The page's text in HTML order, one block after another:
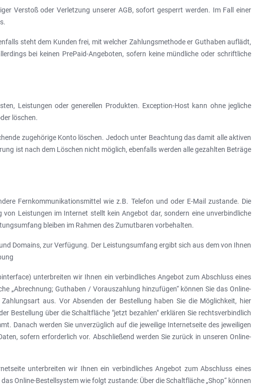
Verstoß oder Verletzung unserer AGB, sofort gesperrt werden. Im Fall einer
steht dem Kunden frei, mit welcher Zahlungsmethode er Guthaben auflädt,
bei keinen PrePaid-Angeboten, sofern keine mündliche oder schriftliche
Leistungen oder generellen Produkten. Exception-Host kann ohne jegliche
löschen.
zugehörige Konto löschen. Jedoch unter Beachtung das damit alle aktiven
ist nach dem Löschen nicht möglich, ebenfalls werden alle gezahlten Beträge
Fernkommunikationsmittel wie z.B. Telefon und oder E-Mail zustande. Die
Leistungen im Internet stellt kein Angebot dar, sondern eine unverbindliche
bleiben im Rahmen des Zumutbaren vorbehalten.
Domains, zur Verfügung. Der Leistungsumfang ergibt sich aus dem von Ihnen
unterbreiten wir Ihnen ein verbindliches Angebot zum Abschluss eines
„Abrechnung; Guthaben / Vorauszahlung hinzufügen“ können Sie das Online-
aus. Vor Absenden der Bestellung haben Sie die Möglichkeit, hier
Bestellung über die Schaltfläche "jetzt bezahlen" erklären Sie rechtsverbindlich
Danach werden Sie unverzüglich auf die jeweilige Internetseite des jeweiligen
sofern erforderlich vor. Abschließend werden Sie zurück in unseren Online-
unterbreiten wir Ihnen ein verbindliches Angebot zum Abschluss eines
Online-Bestellsystem wie folgt zustande: Über die Schaltfläche „Shop“ können